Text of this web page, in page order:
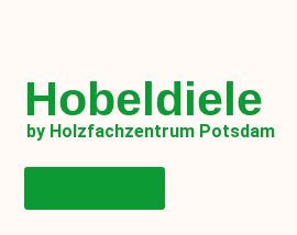
Hobeldiele
by Holzfachzentrum Potsdam